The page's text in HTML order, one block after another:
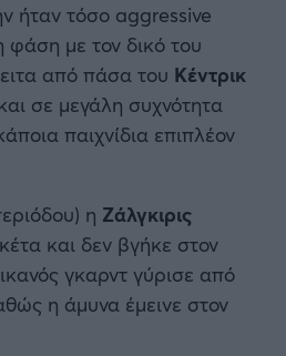
ήταν τόσο aggressive
με τον δικό του
από πάσα του Κέντρικ
σε μεγάλη συχνότητα
παιχνίδια επιπλέον
η Ζάλγκιρις
και δεν βγήκε στον
γκαρντ γύρισε από
η άμυνα έμεινε στον